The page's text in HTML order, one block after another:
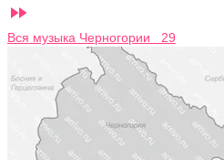

Вся музыка Черногории 29